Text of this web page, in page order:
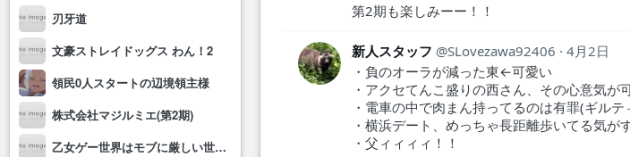
刃牙道
文豪ストレイドッグス わん！2
領民0人スタートの辺境領主様
株式会社マジルミエ(第2期)
乙女ゲー世界はモブに厳しい世界です2
第2期も楽しみーー！！
新人スタッフ SLovezawa92406
4月2日
・負のオーラが減った東←可愛い
・アクセてんこ盛りの西さん、その心意気が
・電車の中で肉まん持ってるのは有罪(ギルテ
・横浜デート、めっちゃ長距離歩いてる気が
・父ィィィィ！！